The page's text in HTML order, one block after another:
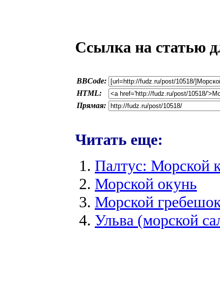
Ссылка на статью
BBCode:
HTML:
Прямая:
Читать еще:
Палтус: Морской
Морской окунь
Морской
Ульва (морской